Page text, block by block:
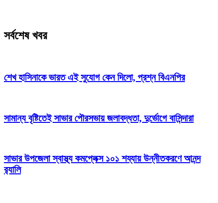
সর্বশেষ খবর
শেখ হাসিনাকে ভারত এই সুযোগ কেন দিলো, প্রশ্ন বিএনপির
সামান্য বৃষ্টিতেই সাভার পৌরসভায় জলাবদ্ধতা, দুর্ভোগে বাসিন্দারা
সাভার উপজেলা স্বাস্থ্য কমপ্লেক্স ১০১ শয্যায় উন্নীতকরণে আনন্দ
র‍্যালি